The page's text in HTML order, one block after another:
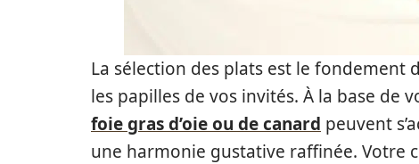
La sélection des plats est le fondement
les papilles de vos invités. À la base de
foie gras d’oie ou de canard peuvent
une harmonie gustative raffinée. Votre